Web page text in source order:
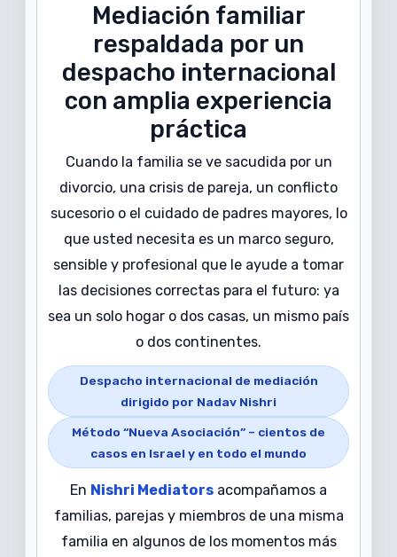
Mediación familiar
respaldada por un
despacho internacional
con amplia experiencia
práctica
Cuando la familia se ve sacudida por un
divorcio, una crisis de pareja, un conflicto
sucesorio o el cuidado de padres mayores, lo
que usted necesita es un marco seguro,
sensible y profesional que le ayude a tomar
las decisiones correctas para el futuro: ya
sea un solo hogar o dos casas, un mismo país
o dos continentes.
Despacho internacional de mediación
dirigido por Nadav Nishri
Método “Nueva Asociación” – cientos de
casos en Israel y en todo el mundo
En Nishri Mediators acompañamos a
familias, parejas y miembros de una misma
familia en algunos de los momentos más